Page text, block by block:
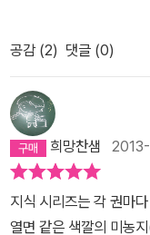
들은 가난하고, 어지럽
믿고 살아갑니다. 이 책은 올바른 것을 보려는 우리의 마음과 그러한
의지, 그리고 휘어진 선
지 않은 말투로 소근소
는 간단하다. 사실 옳기
러한 사실을 알고 행동
서울시가 배려한 것이며,
사하고 있는 상태다. -
을 번복하면서까지 ‘임
다’는 식의 야심찬 포부
박 전 시장이 임기 내에 ‘
띄는 성과물을 만들어
그 결론이 상업성을 이
식e의 이야기들이 더 소
게 그렇게 커다란 힘을
사람의 마음을 움직이는
전의 양면과 같은것이
다. 지식이라는 것은 그
나는 동감한다.그렇게
끼면 되는 것이다. 생각
릿속에..자신만의 글로
이 책속을 메우고 있다.
것이 아니였다. 모든 사
싶었던 것이다. 그것이
공감 (2) 댓글 (0)
희망찬샘 2013-
지식 시리즈는 각 권마
열면 같은 색깔의 미농